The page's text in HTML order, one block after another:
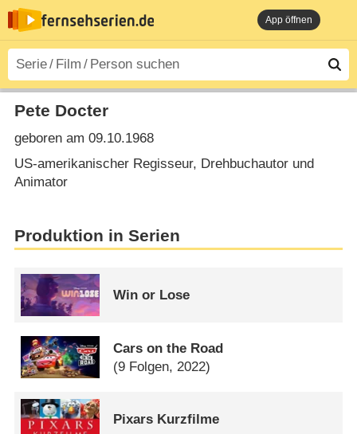
App öffnen
Pete Docter
geboren am 09.10.1968
US-amerikanischer Regisseur, Drehbuchautor und
Animator
Produktion in Serien
Win or Lose
Cars on the Road
(9 Folgen, 2022)
Pixars Kurzfilme